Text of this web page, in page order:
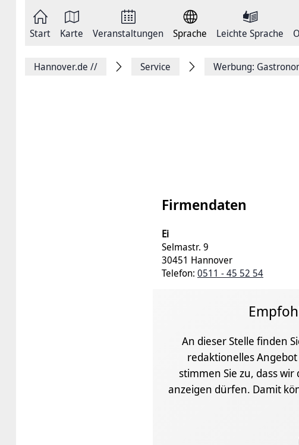
springen
Start Karte Veranstaltungen Sprache Leichte Sprache
FacebookHannover.de // Service Werbung:
Firmendaten
Ei
Selmastr. 9
30451 Hannover
Telefon: 0511 - 45 52 54
An dieser Stelle finden
redaktionelles
stimmen Sie zu, dass
anzeigen dürfen. Damit